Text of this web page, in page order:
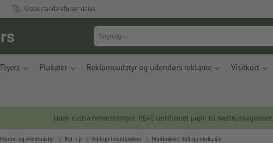
Gratis standardforsendelse
Flyers Plakater Reklameudstyr og udendørs reklame Visitkort
Uden ekstra omkostninger: PEFC-certificeret papir til hæfter/magasiner.
Messe- og eventudstyr Roll-up Roll-up i multipakker Multipakker Roll-up eksklusiv